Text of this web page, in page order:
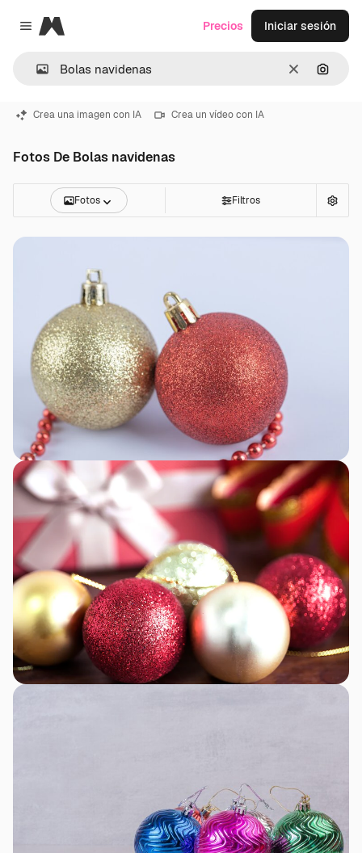
Close menu
Magnific
Borrar
Precios Iniciar sesión
Crea una imagen con IA Crea un vídeo con IA
Fotos De Bolas navidenas
Fotos Filtros